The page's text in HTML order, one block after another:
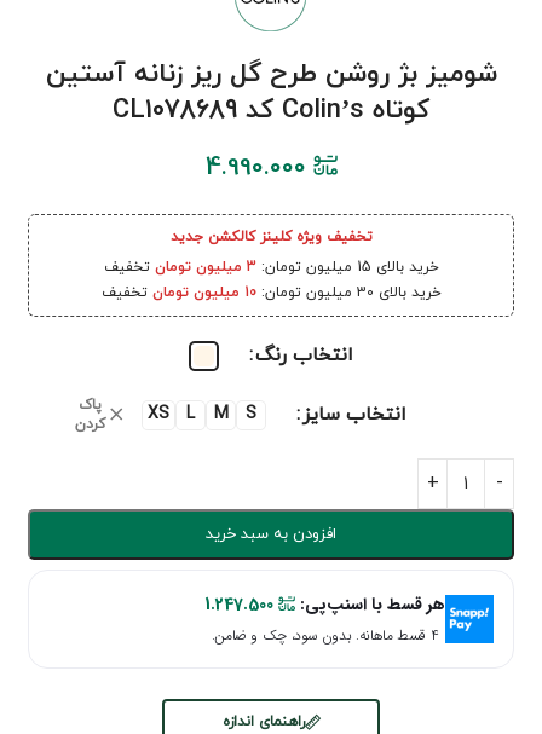
شومیز بژ روشن طرح گل ریز زنانه آستین
کوتاه Colin’s کد CL1078689
4.990.000
تخفیف ویژه کلینز کالکشن جدید
خرید بالای 15 میلیون تومان:
3 میلیون تومان
تخفیف
خرید بالای 30 میلیون تومان:
10 میلیون تومان تخفیف
انتخاب رنگ
انتخاب سایز S
M
L
XS
پاک
کردن
افزودن به سبد خرید
هر قسط با اسنپ‌پی: 1.247.500
۴ قسط ماهانه. بدون سود، چک و ضامن.
راهنمای اندازه